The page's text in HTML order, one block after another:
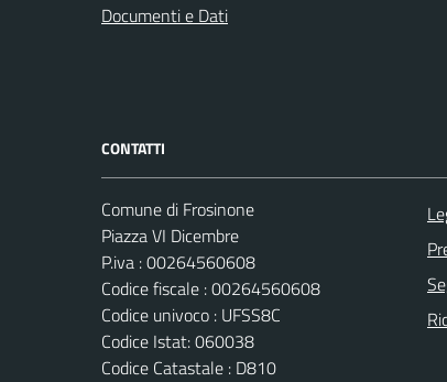
Documenti e Dati
CONTATTI
Comune di Frosinone
Piazza VI Dicembre
P.iva : 00264560608
Codice fiscale : 00264560608
Codice univoco : UFSS8C
Codice Istat: 060038
Codice Catastale : D810